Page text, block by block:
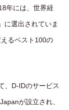
年には、世界経
に選出されていま
るベスト100の
、D-IDのサービス
が設立され、